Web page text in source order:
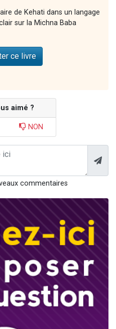
de Kehati dans un langage
sur la Michna Baba
ce livre
aimé ?
NON
commentaires